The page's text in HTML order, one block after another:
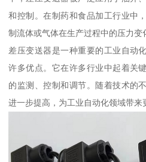
和控制。在制药和食品加工行业中
制流体或气体在生产过程中的压力变
差压变送器是一种重要的工业自动
许多优点。它在许多行业中起着关
的监测、控制和调节。随着技术的
进一步提高，为工业自动化领域带来